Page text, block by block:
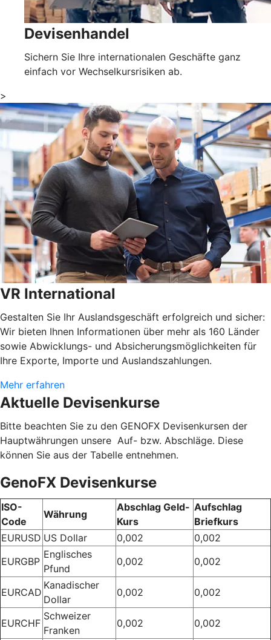
Devisenhandel
Sichern Sie Ihre internationalen Geschäfte ganz
einfach vor Wechselkursrisiken ab.
>
VR International
Gestalten Sie Ihr Auslandsgeschäft erfolgreich und sicher:
Wir bieten Ihnen Informationen über mehr als 160 Länder
sowie Abwicklungs- und Absicherungsmöglichkeiten für
Ihre Exporte, Importe und Auslandszahlungen.
Mehr erfahren
Aktuelle Devisenkurse
Bitte beachten Sie zu den GENOFX Devisenkursen der
Hauptwährungen unsere Auf- bzw. Abschläge. Diese
können Sie aus der Tabelle entnehmen.
GenoFX Devisenkurse
ISO-
Code
Währung
Abschlag Geld-
Kurs
Aufschlag
Briefkurs
EURUSD US Dollar 0,002
0,002
EURGBP
Englisches
Pfund
0,002 0,002
EURCAD
Kanadischer
Dollar
0,002 0,002
EURCHF
Schweizer
Franken
0,002
0,002